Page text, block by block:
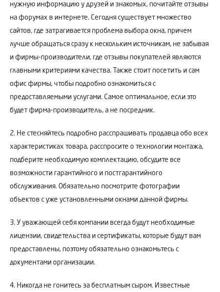
нужную информацию у друзей и знакомых, почитайте отзывы
на форумах в интернете. Сегодня существует множество
сайтов, где затрагивается проблема выбора окна, причем
лучше обращаться сразу к нескольким источникам, не забывая
и фирмы-производители, где отзывы покупателей являются
главными критериями качества. Также стоит посетить и сам
офис фирмы, чтобы подробно ознакомиться с
предоставляемыми услугами. Самое оптимальное, если это
будет фирма-производитель, а не посредник.
2. Не стесняйтесь подробно расспрашивать продавца обо всех
характеристиках товара, расспросите о технологии монтажа,
подберите необходимую комплектацию, обсудите все
возможности гарантийного и постгарантийного
обслуживания. Обязательно посмотрите фотографии
объектов с уже установленными окнами данной фирмы.
3. У уважающей себя компании всегда будут необходимые
лицензии, свидетельства и сертификаты, которые будут вам
предоставлены, поэтому обязательно ознакомьтесь с
документами организации.
4. Никогда не гонитесь за бесплатным сыром. Известные